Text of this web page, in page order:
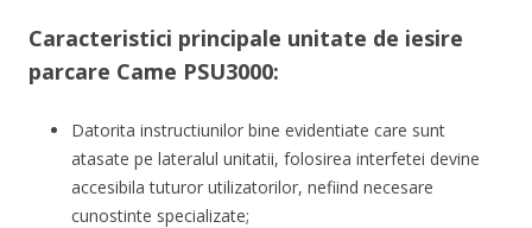
Caracteristici principale unitate de iesire
parcare Came PSU3000:
Datorita instructiunilor bine evidentiate care sunt
atasate pe lateralul unitatii, folosirea interfetei devine
accesibila tuturor utilizatorilor, nefiind necesare
cunostinte specializate;